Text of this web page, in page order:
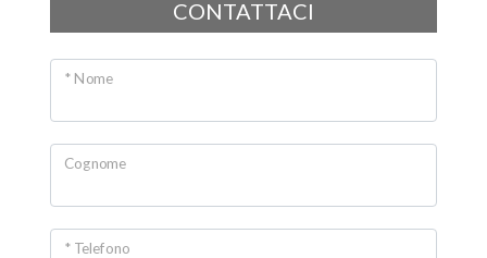
CONTATTACI
* Nome
Cognome
* Telefono